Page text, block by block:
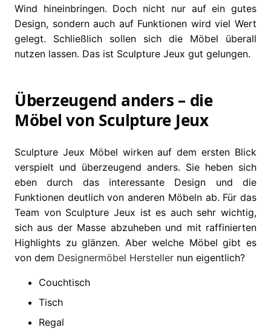
Wind hineinbringen. Doch nicht nur auf ein gutes
Design, sondern auch auf Funktionen wird viel Wert
gelegt. Schließlich sollen sich die Möbel überall
nutzen lassen. Das ist Sculpture Jeux gut gelungen.
Überzeugend anders – die
Möbel von Sculpture Jeux
Sculpture Jeux Möbel wirken auf dem ersten Blick
verspielt und überzeugend anders. Sie heben sich
eben durch das interessante Design und die
Funktionen deutlich von anderen Möbeln ab. Für das
Team von Sculpture Jeux ist es auch sehr wichtig,
sich aus der Masse abzuheben und mit raffinierten
Highlights zu glänzen. Aber welche Möbel gibt es
von dem Designermöbel Hersteller nun eigentlich?
Couchtisch
Tisch
Regal